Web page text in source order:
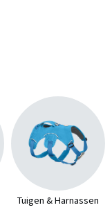
Tuigen & Harnassen